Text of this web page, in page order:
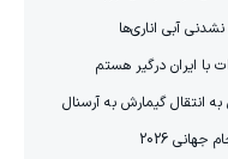
آبی اناری‌ها
با ایران درگیر هستم
انتقال گیمارش به آرسنال
2026